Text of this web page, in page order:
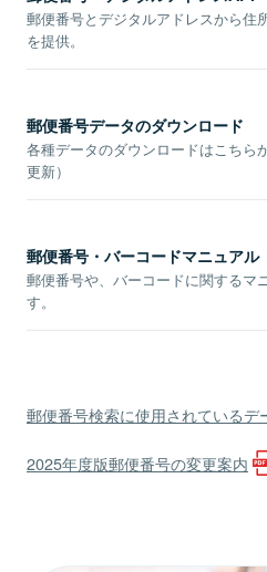
郵便番号とデジタルアドレスから住
を提供。
郵便番号データのダウンロード
各種データのダウンロードはこちら
更新）
郵便番号・バーコードマニュアル
郵便番号や、バーコードに関するマ
す。
郵便番号検索に使用されているデ
2025年度版郵便番号の変更案内